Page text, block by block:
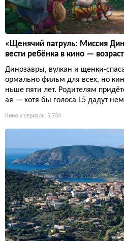
«Щенячий патруль: Миссия
вести ребёнка в кино —
Динозавры, вулкан и щенки-
ормально фильм для всех, но
ньше пяти лет. Родителям
ая — хотя бы голоса L5 дадут
Кино и сериалы 5 734